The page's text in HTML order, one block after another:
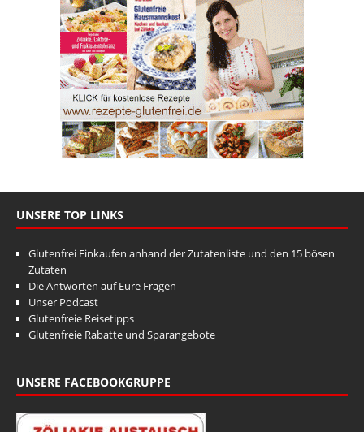
UNSERE TOP LINKS
Glutenfrei Einkaufen anhand der Zutatenliste und den 15 bösen
Zutaten
Die Antworten auf Eure Fragen
Unser Podcast
Glutenfreie Reisetipps
Glutenfreie Rabatte und Sparangebote
UNSERE FACEBOOKGRUPPE